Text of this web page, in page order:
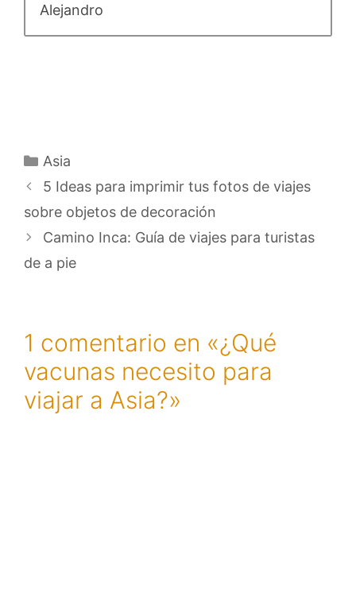
Alejandro
Categorías
Asia
5 Ideas para imprimir tus fotos de viajes
sobre objetos de decoración
Camino Inca: Guía de viajes para turistas
de a pie
1 comentario en «¿Qué
vacunas necesito para
viajar a Asia?»